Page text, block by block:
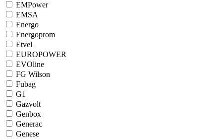
EMPower
EMSA
Energo
Energoprom
Etvel
EUROPOWER
EVOline
FG Wilson
Fubag
G1
Gazvolt
Genbox
Generac
Genese